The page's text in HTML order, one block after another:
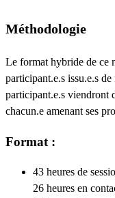
Méthodologie
Le format hybride de ce
participant.e.s issu.e.s
participant.e.s viendront
chacun.e amenant ses
Format :
43 heures de
26 heures en